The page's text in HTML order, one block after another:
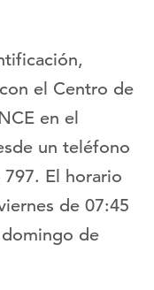
el Centro de
en el
un teléfono
El horario
de 07:45
de